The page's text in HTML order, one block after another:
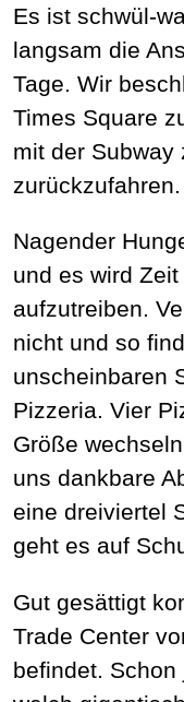
Es ist schwül-
langsam die
Tage. Wir
Times Square
mit der Subway
zurückzufahren.
Nagender
und es wird
aufzutreiben.
nicht und so
unscheinbaren
Pizzeria. Vier
Größe
uns dankbare
eine dreiviertel
geht es auf
Gut gesättigt
Trade Center
befindet.